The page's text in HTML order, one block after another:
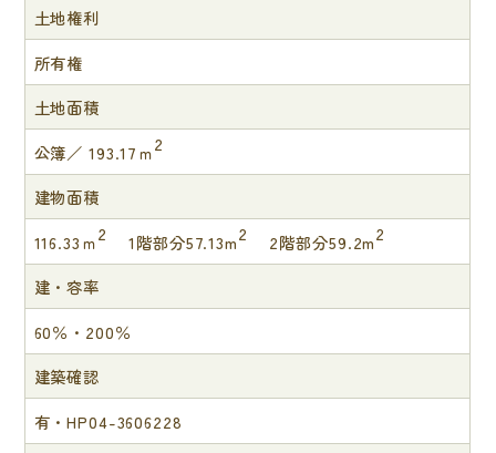
土地権利
所有権
土地面積
公簿／ 193.17ｍ2
建物面積
116.33ｍ2 1階部分57.13m2 2階部分59.2m2
建・容率
60％・200％
建築確認
有・HP04-3606228